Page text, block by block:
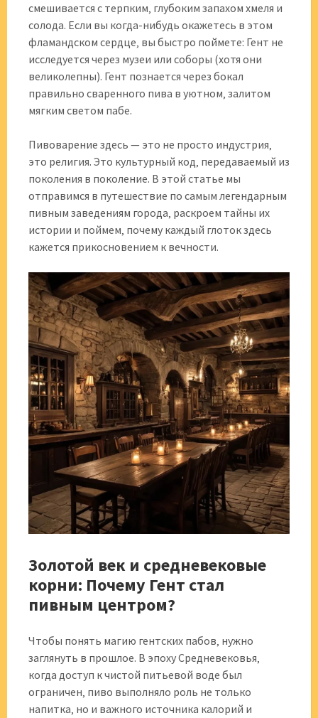
смешивается с терпким‚ глубоким запахом хмеля и
солода. Если вы когда-нибудь окажетесь в этом
фламандском сердце‚ вы быстро поймете: Гент не
исследуется через музеи или соборы (хотя они
великолепны). Гент познается через бокал
правильно сваренного пива в уютном‚ залитом
мягким светом пабе.
Пивоварение здесь — это не просто индустрия‚
это религия. Это культурный код‚ передаваемый из
поколения в поколение. В этой статье мы
отправимся в путешествие по самым легендарным
пивным заведениям города‚ раскроем тайны их
истории и поймем‚ почему каждый глоток здесь
кажется прикосновением к вечности.
Золотой век и средневековые
корни: Почему Гент стал
пивным центром?
Чтобы понять магию гентских пабов‚ нужно
заглянуть в прошлое. В эпоху Средневековья‚
когда доступ к чистой питьевой воде был
ограничен‚ пиво выполняло роль не только
напитка‚ но и важного источника калорий и